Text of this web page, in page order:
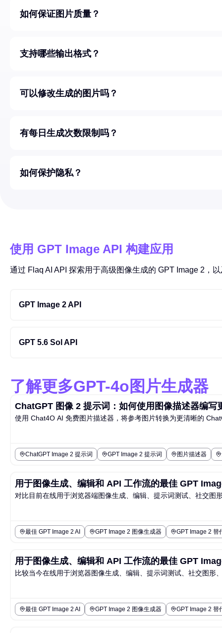
如何保证图片质量？
支持哪些输出格式？
可以修改生成的图片吗？
有每日生成次数限制吗？
如何保护隐私？
使用 GPT Image API 构建应用
通过 Flaq AI API 探索用于高级图像生成的 GPT Image 2，
GPT Image 2 API
GPT 5.6 Sol API
了解更多GPT-4o图片生成器
ChatGPT 图像 2 提示词：如何使用图像描述器编写
使用 Chat4O AI 免费图片描述器，将参考图片转换为更清晰的
ChatGPT Image 2 提示词 GPT Image 2 提示词 图片描述器
用于图像生成、编辑和 API 工作流的最佳 GPT
对比目前在线用于浏览器端图像生成、编辑、提示词测试、社交
最佳 GPT Image 2 AI GPT Image 2 图像生成器 GPT Image 2 替
用于图像生成、编辑和 API 工作流的最佳 GPT
比较当今在线用于浏览器图像生成、编辑、提示词测试、社交图
最佳 GPT Image 2 AI GPT Image 2 图像生成器 GPT Image 2 替